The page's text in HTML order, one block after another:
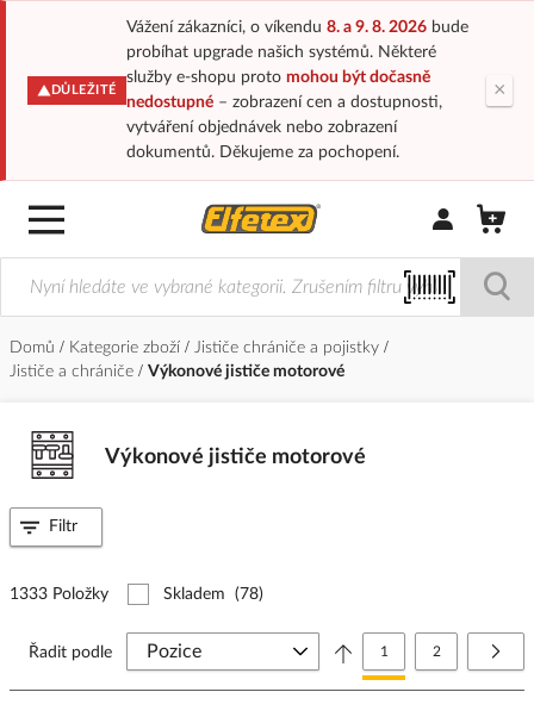
DŮLEŽITÉ
Vážení zákazníci, o víkendu 8. a 9. 8. 2026bude
probíhat upgrade našich systémů. Některé
služby e-shopu proto mohou být dočasně
nedostupné– zobrazení cen a dostupnosti,
vytváření objednávek nebo zobrazení
dokumentů. Děkujeme za pochopení.
×
Přihlásit/
Domů Kategorie zboží
Jističe chrániče a pojistky
Jističe a chrániče
Výkonové jističe motorové
Výkonové jističe motorové
1333 Položky Skladem (78)
Stránka
Právě si prohlížíte
1 Stránka
2
Řadit podle
Filtr